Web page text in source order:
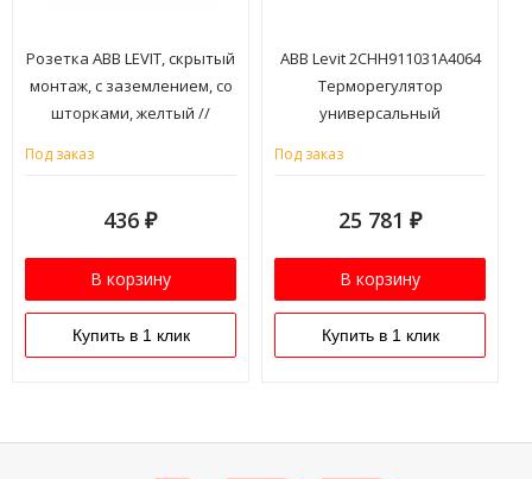
Розетка ABB LEVIT, скрытый
монтаж, с заземлением, со
шторками, желтый //
Под заказ
436 ₽
В корзину
Купить в 1 клик
ABB Levit 2CHH911031A4064
Терморегулятор
универсальный
// дымчатый чёрный,
Под заказ
25 781 ₽
В корзину
Купить в 1 клик